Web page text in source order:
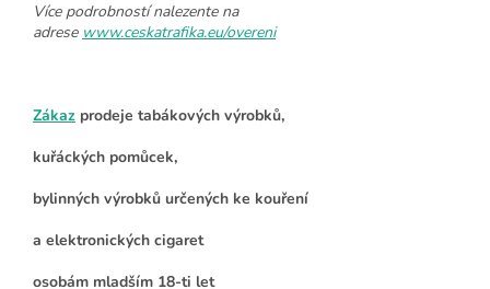
Více podrobností nalezente na
adrese www.ceskatrafika.eu/overeni
Zákaz prodeje tabákových výrobků,
kuřáckých pomůcek,
bylinných výrobků určených ke kouření
a elektronických cigaret
osobám mladším 18-ti let